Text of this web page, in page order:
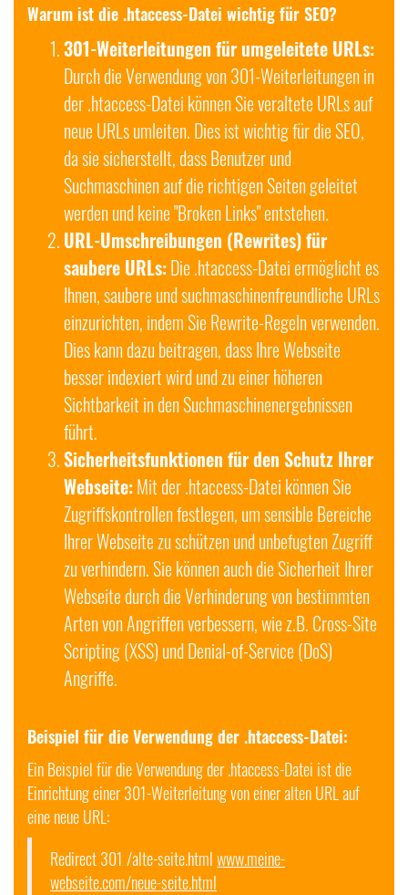
Warum ist die .htaccess-Datei wichtig für SEO?
301-Weiterleitungen für umgeleitete URLs:
Durch die Verwendung von 301-Weiterleitungen in
der .htaccess-Datei können Sie veraltete URLs auf
neue URLs umleiten. Dies ist wichtig für die SEO,
da sie sicherstellt, dass Benutzer und
Suchmaschinen auf die richtigen Seiten geleitet
werden und keine "Broken Links" entstehen.
URL-Umschreibungen (Rewrites) für
saubere URLs:Die .htaccess-Datei ermöglicht es
Ihnen, saubere und suchmaschinenfreundliche URLs
einzurichten, indem Sie Rewrite-Regeln verwenden.
Dies kann dazu beitragen, dass Ihre Webseite
besser indexiert wird und zu einer höheren
Sichtbarkeit in den Suchmaschinenergebnissen
führt.
Sicherheitsfunktionen für den Schutz Ihrer
Webseite:Mit der .htaccess-Datei können Sie
Zugriffskontrollen festlegen, um sensible Bereiche
Ihrer Webseite zu schützen und unbefugten Zugriff
zu verhindern. Sie können auch die Sicherheit Ihrer
Webseite durch die Verhinderung von bestimmten
Arten von Angriffen verbessern, wie z.B. Cross-Site
Scripting (XSS) und Denial-of-Service (DoS)
Angriffe.
Beispiel für die Verwendung der .htaccess-Datei:
Ein Beispiel für die Verwendung der .htaccess-Datei ist die
Einrichtung einer 301-Weiterleitung von einer alten URL auf
eine neue URL:
Redirect 301 /alte-seite.htmlwww.meine-
webseite.com/neue-seite.html